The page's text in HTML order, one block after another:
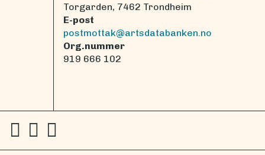
Torgarden, 7462 Trondheim
E-post
postmottak@artsdatabanken.no
Org.nummer
919 666 102